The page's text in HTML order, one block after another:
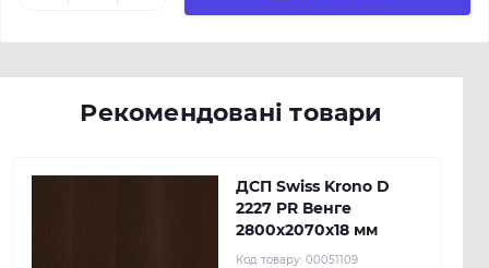
Рекомендовані товари
ДСП Swiss Krono D
2227 PR Венге
2800х2070х18 мм
Код товару: 00051109